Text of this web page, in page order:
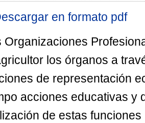
en formato pdf
Organizaciones
los órganos a
de representación
acciones educativas y
de estas